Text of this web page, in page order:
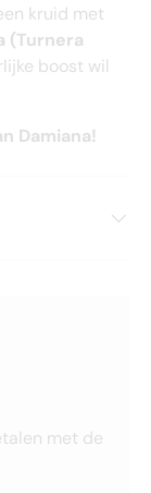
kruid met
(Turnera
boost wil
Damiana!
met de